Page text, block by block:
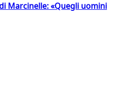
Marcinelle: «Quegli uomini